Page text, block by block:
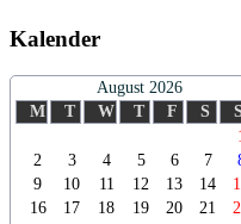
Kalender
August 2026
M
T W T F S
2
3 4 5 6 7
9
10 11 12 13 14
16
17 18 19 20 21